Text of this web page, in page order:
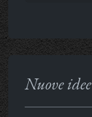
Nuove idee